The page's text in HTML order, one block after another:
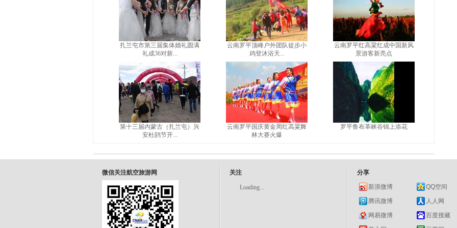
扎兰屯市第三届集体婚礼圆满
礼成36对新...
第十三届内蒙古（扎兰屯）兴
安杜鹃节开...
云南罗平顶峰户外团队徒步小
鸡登沐浴天...
云南罗平国庆黄金周红高粱舞
林大赛火爆
云南罗平红高粱红成中国新风
景游客新亮点
罗平鲁布革峡谷锦上添花
微信关注航空旅游网 关注
Loading...
分享
新浪微博
QQ空间
腾讯微博
人人网
网易微博
百度搜藏